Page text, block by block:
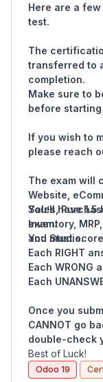
Here are a
test.
The
transferred to
completion.
Make sure to
before starting
If you wish to
please reach
The exam will
Website,
Sales,
Inventory,
and Studio.
You’ll have
exam.
You must
Each RIGHT
Each WRONG
Each
Once you
CANNOT go
double-check
Best of Luck!
Odoo 19